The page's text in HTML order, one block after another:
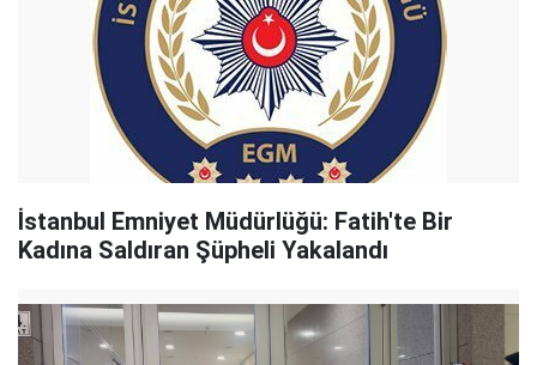
İstanbul Emniyet Müdürlüğü: Fatih'te Bir
Kadına Saldıran Şüpheli Yakalandı